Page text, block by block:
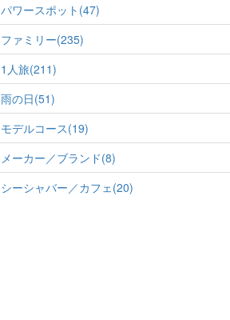
パワースポット(47)
ファミリー(235)
1人旅(211)
雨の日(51)
モデルコース(19)
メーカー／ブランド(8)
シーシャバー／カフェ(20)